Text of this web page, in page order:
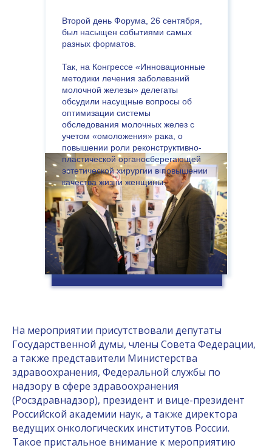
Второй день Форума, 26 сентября,
был насыщен событиями самых
разных форматов.
Так, на Конгрессе «Инновационные
методики лечения заболеваний
молочной железы» делегаты
обсудили насущные вопросы об
оптимизации системы
обследования молочных желез с
учетом «омоложения» рака, о
повышении роли реконструктивно-
пластической органосберегающей
эстетической хирургии в повышении
качества жизни женщины.
На мероприятии присутствовали депутаты
Государственной думы, члены Совета Федерации,
а также представители Министерства
здравоохранения, Федеральной службы по
надзору в сфере здравоохранения
(Росздравнадзор), президент и вице-президент
Российской академии наук, а также директора
ведущих онкологических институтов России.
Такое пристальное внимание к мероприятию